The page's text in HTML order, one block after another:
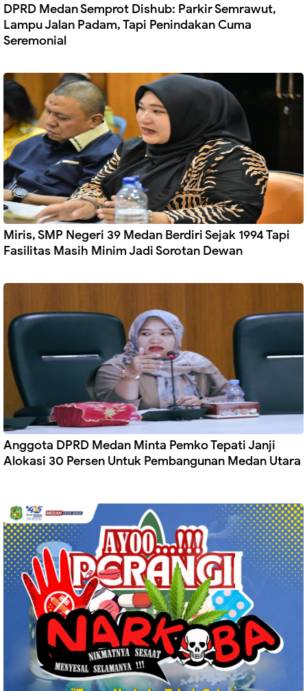
DPRD Medan Semprot Dishub: Parkir Semrawut,
Lampu Jalan Padam, Tapi Penindakan Cuma
Seremonial
Miris, SMP Negeri 39 Medan Berdiri Sejak 1994 Tapi
Fasilitas Masih Minim Jadi Sorotan Dewan
Anggota DPRD Medan Minta Pemko Tepati Janji
Alokasi 30 Persen Untuk Pembangunan Medan Utara